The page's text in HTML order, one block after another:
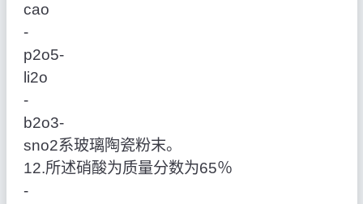
cao
‑
p2o5‑
li2o
‑
b2o3‑
sno2系玻璃陶瓷粉末。
12.所述硝酸为质量分数为65％
‑